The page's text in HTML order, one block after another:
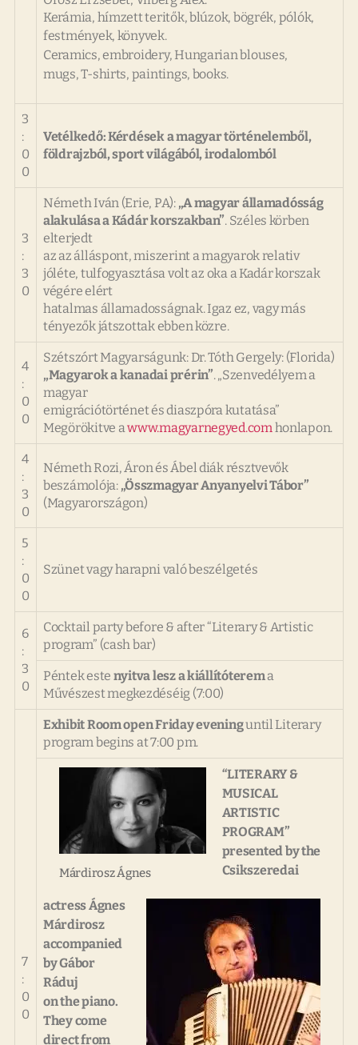
Kerámia, hímzett teritők, blúzok, bögrék, pólók,
festmények, könyvek.
Ceramics, embroidery, Hungarian blouses,
mugs, T-shirts, paintings, books.
3
:
0
0
Vetélkedő: Kérdések a magyar történelemből,
földrajzból, sport világából, irodalomból
3
:
3
0
Németh Iván (Erie, PA): „A magyar államadósság
alakulása a Kádár korszakban”. Széles körben
elterjedt
az az álláspont, miszerint a magyarok relativ
jóléte, tulfogyasztása volt az oka a Kadár korszak
végére elért
hatalmas államadosságnak. Igaz ez, vagy más
tényezők játszottak ebben közre.
4
:
0
0
Szétszórt Magyarságunk: Dr. Tóth Gergely: (Florida)
„Magyarok a kanadai prérin”. „Szenvedélyem a
magyar
emigrációtörténet és diaszpóra kutatása”
Megörökitve awww.magyarnegyed.com honlapon.
4
:
3
0
Németh Rozi, Áron és Ábel diák résztvevők
beszámolója: „Összmagyar Anyanyelvi Tábor”
(Magyarországon)
5
:
0
0
Szünet vagy harapni való beszélgetés
6
:
3
0
Cocktail party before & after “Literary & Artistic
program” (cash bar)
Péntek este nyitva lesz a kiállítóterema
Művészest megkezdéséig (7:00)
7
:
0
0
Exhibit Room open Friday eveninguntil Literary
program begins at 7:00 pm.
Márdirosz Ágnes
“LITERARY &
MUSICAL
ARTISTIC
PROGRAM”
presented by the
Csikszeredai
actress Ágnes
Márdirosz
accompanied
by Gábor
Ráduj
on the piano.
They come
direct from